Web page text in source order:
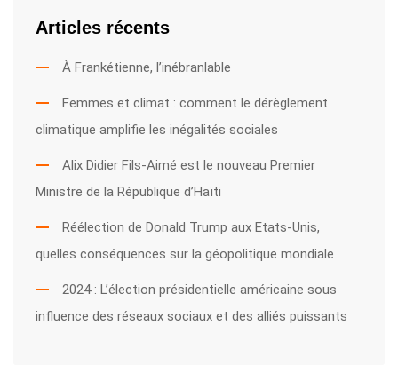
Articles récents
À Frankétienne, l’inébranlable
Femmes et climat : comment le dérèglement
climatique amplifie les inégalités sociales
Alix Didier Fils-Aimé est le nouveau Premier
Ministre de la République d’Haïti
Réélection de Donald Trump aux Etats-Unis,
quelles conséquences sur la géopolitique mondiale
2024 : L’élection présidentielle américaine sous
influence des réseaux sociaux et des alliés puissants